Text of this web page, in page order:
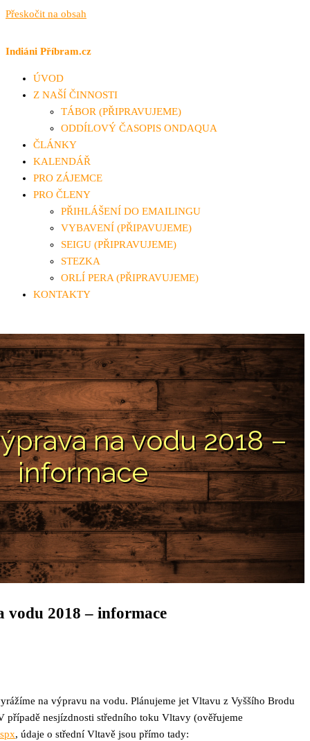
Přeskočit na obsah
Indiáni Příbram.cz
ÚVOD
Z NAŠÍ ČINNOSTI
TÁBOR (PŘIPRAVUJEME)
ODDÍLOVÝ ČASOPIS ONDAQUA
ČLÁNKY
KALENDÁŘ
PRO ZÁJEMCE
PRO ČLENY
PŘIHLÁŠENÍ DO EMAILINGU
VYBAVENÍ (PŘIPAVUJEME)
SEIGU (PŘIPRAVUJEME)
STEZKA
ORLÍ PERA (PŘIPRAVUJEME)
KONTAKTY
2018 – informace
na výpravu na vodu. Plánujeme jet Vltavu z Vyššího Brodu
případě nesjízdnosti středního toku Vltavy (ověřujeme
, údaje o střední Vltavě jsou přímo tady: